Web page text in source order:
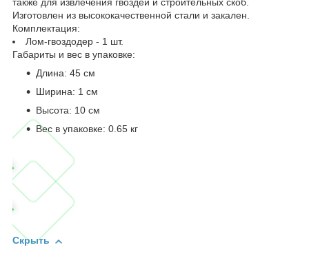
также для извлечения гвоздей и строительных скоб.
Изготовлен из высококачественной стали и закален.
Комплектация:
Лом-гвоздодер - 1 шт.
Габариты и вес в упаковке:
Длина: 45 см
Ширина: 1 см
Высота: 10 см
Вес в упаковке: 0.65 кг
Скрыть